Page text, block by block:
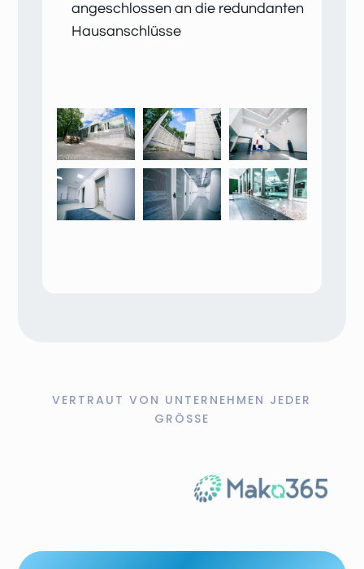
angeschlossen an die redundanten
Hausanschlüsse
VERTRAUT VON UNTERNEHMEN JEDER
GRÖSSE